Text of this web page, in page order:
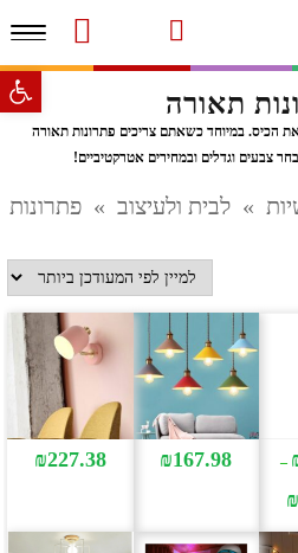
קשר מעקב הזמנות
הזמנה 99.99 ש"ח – משלוח חינם ברכישה מעל
תאורה
הכיס. במיוחד כשאתם צריכים פתרונות תאורה
צבעים וגדלים ובמחירים אטרקטיביים!
» לבית ולעיצוב » פתרונות
–
₪
⁦₪175.90⁩
₪167.98
₪227.38
פתח